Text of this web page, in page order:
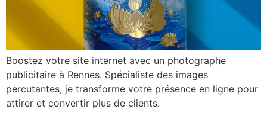
Boostez votre site internet avec un photographe
publicitaire à Rennes. Spécialiste des images
percutantes, je transforme votre présence en ligne pour
attirer et convertir plus de clients.